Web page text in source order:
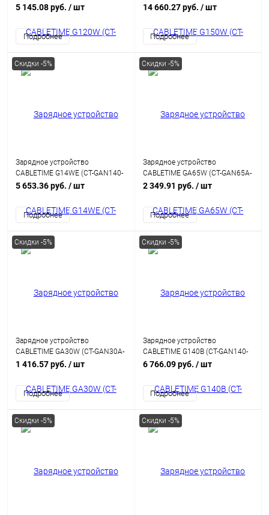
PW) GaN PD3.1 3C1A 120 Вт,
5 145.08 руб. / шт
Подробнее
PW) 4-в-1 150 Вт GAN USB C,
14 660.27 руб. / шт
Подробнее
Скидки -5%
Зарядное устройство
CABLETIME G14WE (CT-GAN140-
PWE) GaN PD3.1 3C1A 140 Вт,
5 653.36 руб. / шт
Подробнее
Скидки -5%
Зарядное устройство
CABLETIME GA65W (CT-GAN65A-
PW) GaN PD3.0 2C1A 65 Вт,
2 349.91 руб. / шт
Подробнее
Скидки -5%
Зарядное устройство
CABLETIME GA30W (CT-GAN30A-
PW) GaN PD3.0 30 Вт, белый
1 416.57 руб. / шт
Подробнее
Скидки -5%
Зарядное устройство
CABLETIME G140B (CT-GAN140-
PB) GaN PD3.0 3C2A 140 Вт,
6 766.09 руб. / шт
Подробнее
Скидки -5% Скидки -5%